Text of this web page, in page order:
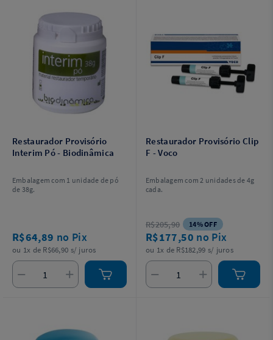
Restaurador Provisório
Interim Pó - Biodinâmica
Embalagem com 1 unidade de pó
de 38g.
R$64,89 no Pix
ou 1x de R$66,90 s/ juros
Restaurador Provisório Clip
F - Voco
Embalagem com 2 unidades de 4g
cada.
R$205,90 14% OFF
R$177,50 no Pix
ou 1x de R$182,99 s/ juros